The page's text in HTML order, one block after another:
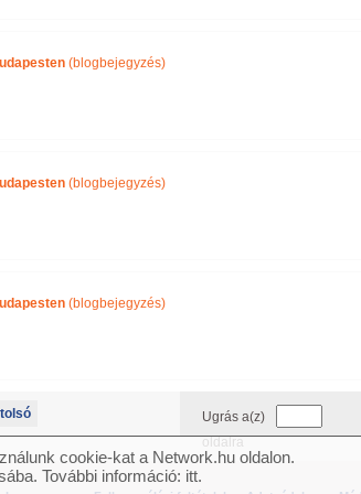
(blogbejegyzés)
(blogbejegyzés)
(blogbejegyzés)
Ugrás a(z)
oldalra
cookie-kat a Network.hu oldalon.
További információ: itt.